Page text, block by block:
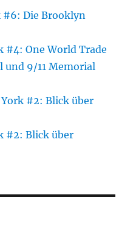
#6: Die Brooklyn
#4: One World Trade
und 9/11 Memorial
York #2: Blick über
#2: Blick über